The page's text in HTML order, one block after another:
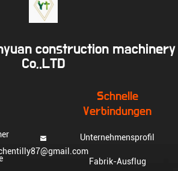
construction machinery
Co,.LTD
Schnelle
Verbindungen
Unternehmensprofil
Fabrik-Ausflug